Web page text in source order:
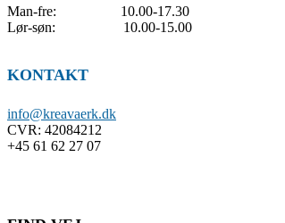
Man-fre: 10.00-17.30
Lør-søn: 10.00-15.00
KONTAKT
info@kreavaerk.dk
CVR: 42084212
+45 61 62 27 07